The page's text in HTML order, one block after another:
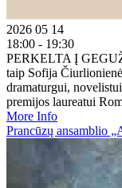
2026 05 14
18:00 - 19:30
PERKELTA Į
taip Sofija
dramaturgui,
premijos laureatui
More Info
Prancūzų ansamblio